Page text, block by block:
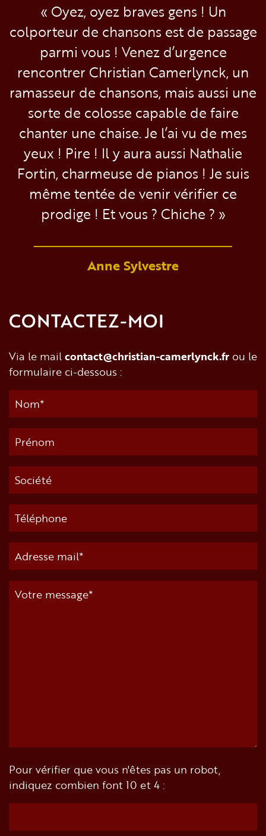
« Oyez, oyez braves gens ! Un
colporteur de chansons est de passage
parmi vous ! Venez d’urgence
rencontrer Christian Camerlynck, un
ramasseur de chansons, mais aussi une
sorte de colosse capable de faire
chanter une chaise. Je l’ai vu de mes
yeux ! Pire ! Il y aura aussi Nathalie
Fortin, charmeuse de pianos ! Je suis
même tentée de venir vérifier ce
prodige ! Et vous ? Chiche ? »
Anne Sylvestre
CONTACTEZ-MOI
Via le mailcontact@christian-camerlynck.fr ou le
formulaire ci-dessous :
Pour vérifier que vous n'êtes pas un robot,
indiquez combien font 10 et 4 :